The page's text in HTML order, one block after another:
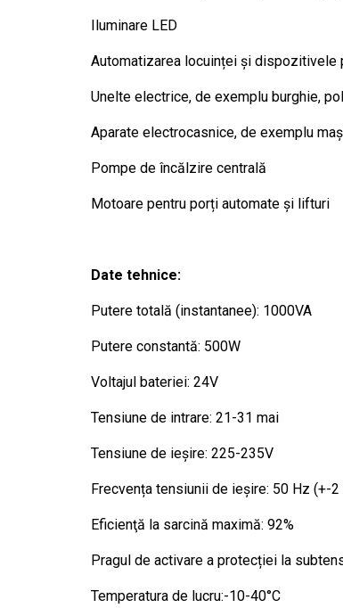
Iluminare LED
Automatizarea locuinței și dispozitivele
Unelte electrice, de exemplu burghie,
Aparate electrocasnice, de exemplu
Pompe de încălzire centrală
Motoare pentru porți automate și lifturi
Date tehnice:
Putere totală (instantanee): 1000VA
Putere constantă: 500W
Voltajul bateriei: 24V
Tensiune de intrare: 21-31 mai
Tensiune de ieșire: 225-235V
Frecvența tensiunii de ieșire: 50 Hz (+-2
Eficienţă la sarcină maximă: 92%
Pragul de activare a protecției la
Temperatura de lucru:-10-40°C